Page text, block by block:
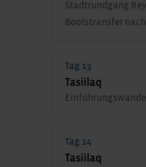
Stadtrundgang
Bootstransfer
Tag 13
Tasiilaq
Tag 14
Tasiilaq